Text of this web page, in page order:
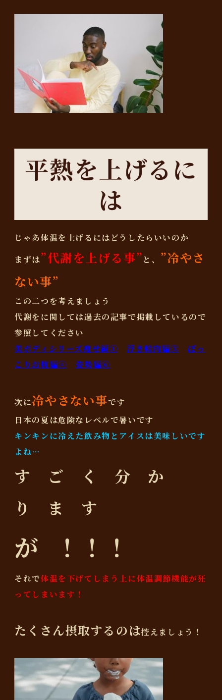
平熱を上げるに
は
じゃあ体温を上げるにはどうしたらいいのか
まずは”代謝を上げる事” と、 ”冷やさ
ない事”
この二つを考えましょう
代謝をに関しては過去の記事で掲載しているので
参照してください
美ボディシリーズ痩せ編①
浮き輪肉編③
ぽっ
こりお腹編④
姿勢編⑥
次に冷やさない事です
日本の夏は危険なレベルで暑いです
キンキンに冷えた飲み物とアイスは美味しいです
よね…
す ご く 分 か
り ま す
が ！！！
それで体温を下げてしまう上に体温調節機能が狂
ってしまいます！
たくさん摂取するのは控えましょう！